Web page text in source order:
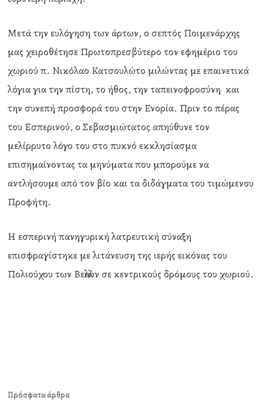
Μετά την ευλόγηση των άρτων, ο σεπτός Ποιμενάρχης
μας χειροθέτησε Πρωτοπρεσβύτερο τον εφημέριο του
χωριού π. Νικόλαο Κατσουλώτο μιλώντας με επαινετικά
λόγια για την πίστη, το ήθος, την ταπεινοφροσύνη και
την συνεπή προσφορά του στην Ενορία. Πριν το πέρας
του Εσπερινού, ο Σεβασμιώτατος απηύθυνε τον
μελίρρυτο λόγο του στο πυκνό εκκλησίασμα
επισημαίνοντας τα μηνύματα που μπορούμε να
αντλήσουμε από τον βίο και τα διδάγματα του τιμώμενου
Προφήτη.
Η εσπερινή πανηγυρική λατρευτική σύναξη
επισφραγίστηκε με λιτάνευση της ιερής εικόνας του
Πολιούχου των Βελλιών σε κεντρικούς δρόμους του χωριού.
Πρόσφατα άρθρα